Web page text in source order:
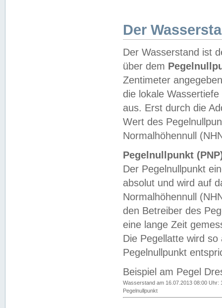
Der
Der Wasserstand ist
über dem
Zentimeter
die lokale
aus. Erst durch die
Wert des
Normalhöhennull
Pegelnullpunkt
Der Pegelnullpunkt
absolut und wird auf
Normalhöhennull
den Betreiber des
eine lange Zeit
Die Pegellatte wird
Pegelnullpunkt
Beispiel am Pegel
Wasserstand am 16.07.2013 08:00 Uhr:
Pegelnullpunkt